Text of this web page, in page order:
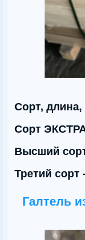
Сорт, длина,
Сорт ЭКСТРА
Высший
Третий сорт
Галтель